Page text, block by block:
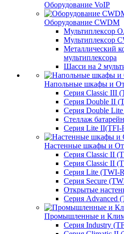
Оборудование VoIP
Оборудование CWDM
Мультиплекcор
Мультиплексор
Металлический
мультиплексора
Шасси на 2
Напольные шкафы и
Серия Classic III
Серия Double II
Серия Double
Стеллаж
Серия Lite II(TFI-
Настенные шкафы и
Серия Classic II
Серия Classic II
Серия Lite (TWI-
Серия Secure
Открытые
Серия Advanced
Промышленные и
Серия Industry